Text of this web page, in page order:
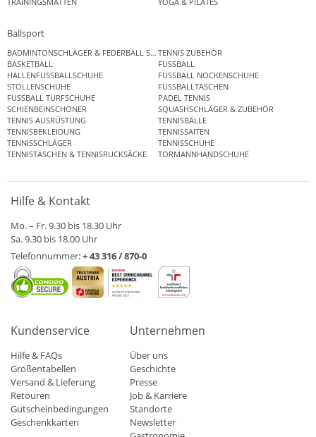
Ballsport
BADMINTONSCHLÄGER & FEDERBALL SETSTENNIS ZUBEHÖR
BASKETBALL
FUSSBALL
HALLENFUSSBALLSCHUHE
FUSSBALL NOCKENSCHUHE
STOLLENSCHUHE
FUSSBALLTASCHEN
FUSSBALL TURFSCHUHE
PADEL TENNIS
SCHIENBEINSCHONER
SQUASHSCHLÄGER & ZUBEHÖR
TENNIS AUSRÜSTUNG
TENNISBÄLLE
TENNISBEKLEIDUNG
TENNISSAITEN
TENNISSCHLÄGER
TENNISSCHUHE
TENNISTASCHEN & TENNISRUCKSÄCKE
TORMANNHANDSCHUHE
Hilfe & Kontakt
Mo. – Fr. 9.30 bis 18.30 Uhr
Sa. 9.30 bis 18.00 Uhr
Telefonnummer:+ 43 316 / 870-0
Kundenservice
Hilfe & FAQs
Größentabellen
Versand & Lieferung
Retouren
Gutscheinbedingungen
Geschenkkarten
Unternehmen
Über uns
Geschichte
Presse
Job & Karriere
Standorte
Newsletter